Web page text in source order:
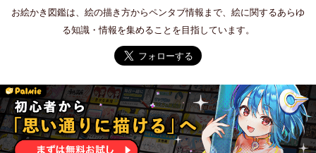
お絵かき図鑑は、絵の描き方からペンタブ情報まで、絵に関するあらゆ
る知識・情報を集めることを目指しています。